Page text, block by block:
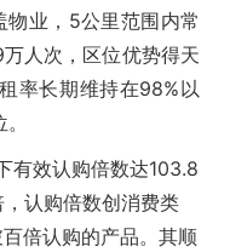
业，5公里范围内常
人次，区位优势得天
率长期维持在98%以
效认购倍数达103.8
认购倍数创消费类
倍认购的产品。其顺